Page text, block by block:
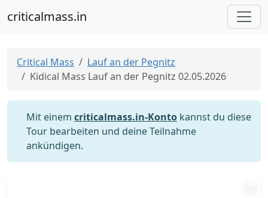
criticalmass.in
Critical Mass
Lauf an der Pegnitz
Kidical Mass Lauf an der Pegnitz 02.05.2026
Mit einem criticalmass.in-Konto kannst du diese
Tour bearbeiten und deine Teilnahme
ankündigen.